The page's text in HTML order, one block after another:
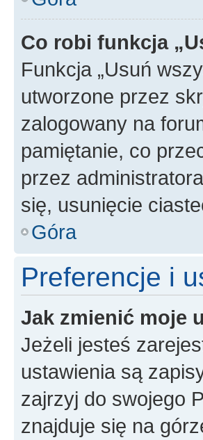
Co robi funkcja
Funkcja „Usuń
utworzone przez
zalogowany na
pamiętanie, co
przez
się, usunięcie
Góra
Preferencje i
Jak zmienić moje
Jeżeli jesteś
ustawienia są
zajrzyj do swojego
znajduje się na